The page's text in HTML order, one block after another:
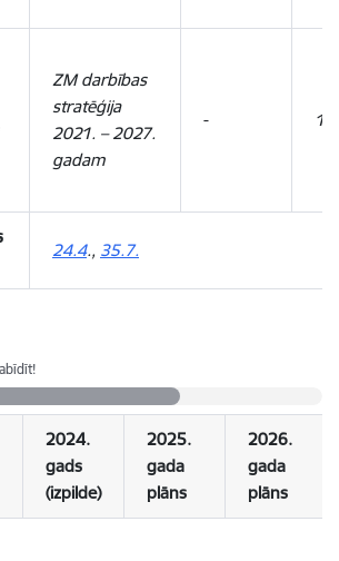
ZM darbības
stratēģija
2021. – 2027.
gadam
- 14
24.4., 35.7.
2024.
gads
(izpilde)
2025.
gada
plāns
2026.
gada
plāns